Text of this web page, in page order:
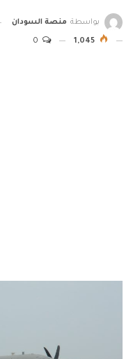
بواسطة منصة السودان
1,045